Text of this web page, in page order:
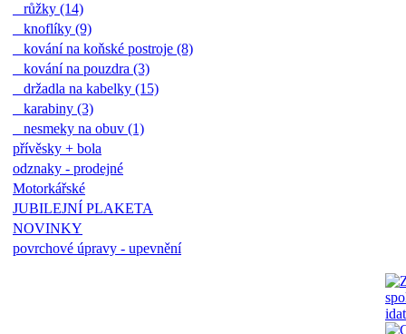
růžky (14)
knoflíky (9)
kování na koňské postroje (8)
kování na pouzdra (3)
držadla na kabelky (15)
karabiny (3)
nesmeky na obuv (1)
přívěsky + bola
odznaky - prodejné
Motorkářské
JUBILEJNÍ PLAKETA
NOVINKY
povrchové úpravy - upevnění